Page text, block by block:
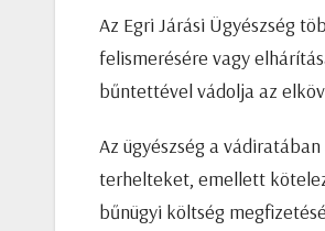
Az Egri Járási Ügyészség
felismerésére vagy
bűntettével vádolja az
Az ügyészség a
terhelteket, emellett
bűnügyi költség